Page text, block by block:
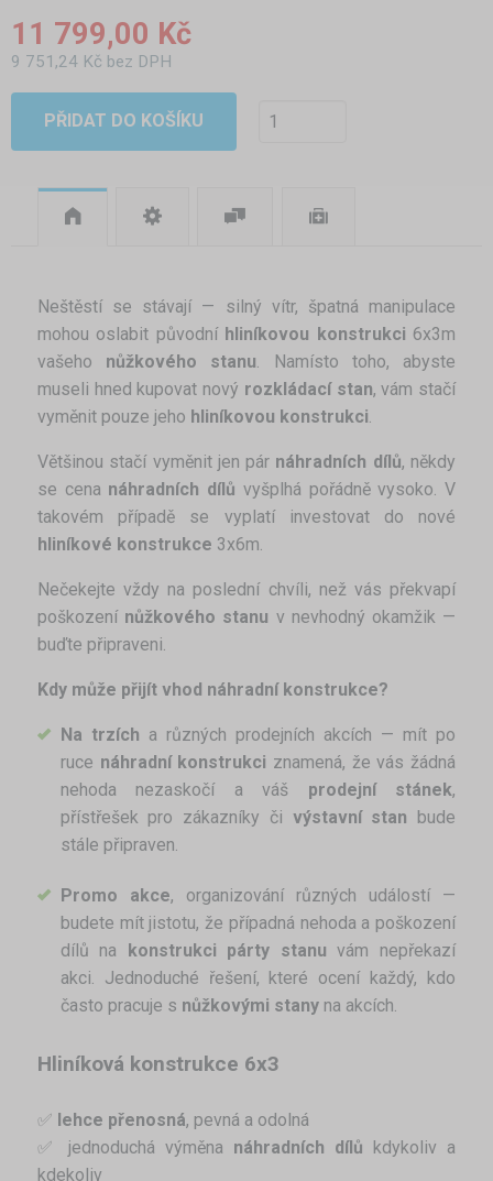
11 799,00 Kč
9 751,24 Kč bez DPH
PŘIDAT DO KOŠÍKU
Neštěstí se stávají — silný vítr, špatná manipulace
mohou oslabit původní hliníkovou konstrukci 6x3m
vašeho nůžkového stanu . Namísto toho, abyste
museli hned kupovat nový rozkládací stan, vám stačí
vyměnit pouze jeho hliníkovou konstrukci
Většinou stačí vyměnit jen pár náhradních dílů, někdy
se cena náhradních dílů vyšplhá pořádně vysoko. V
takovém případě se vyplatí investovat do nové
hliníkové konstrukce 3x6m.
Nečekejte vždy na poslední chvíli, než vás překvapí
poškození nůžkového stanu v nevhodný okamžik —
buďte připraveni.
Kdy může přijít vhod náhradní konstrukce?
Na trzích a různých prodejních akcích — mít po
ruce náhradní konstrukci znamená, že vás žádná
nehoda nezaskočí a váš prodejní stánek,
přístřešek pro zákazníky či výstavní stan bude
stále připraven.
Promo akce, organizování různých událostí —
budete mít jistotu, že případná nehoda a poškození
dílů na konstrukci párty stanu vám nepřekazí
akci. Jednoduché řešení, které ocení každý, kdo
často pracuje s nůžkovými stanyna akcích.
Hliníková konstrukce 6x3
✅ lehce přenosná, pevná a odolná
✅ jednoduchá výměna náhradních dílů kdykoliv a
kdekoliv